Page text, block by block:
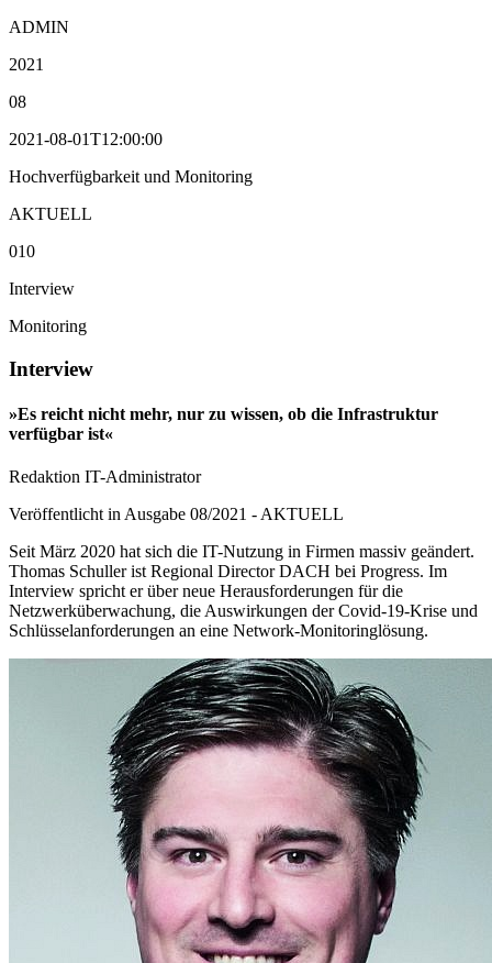
ADMIN
2021
08
2021-08-01T12:00:00
Hochverfügbarkeit und Monitoring
AKTUELL
010
Interview
Monitoring
Interview
»Es reicht nicht mehr, nur zu wissen, ob die Infrastruktur
verfügbar ist«
Redaktion IT-Administrator
Veröffentlicht in Ausgabe 08/2021 - AKTUELL
Seit März 2020 hat sich die IT-Nutzung in Firmen massiv geändert.
Thomas Schuller ist Regional Director DACH bei Progress. Im
Interview spricht er über neue Herausforderungen für die
Netzwerküberwachung, die Auswirkungen der Covid-19-Krise und
Schlüsselanforderungen an eine Network-Monitoringlösung.